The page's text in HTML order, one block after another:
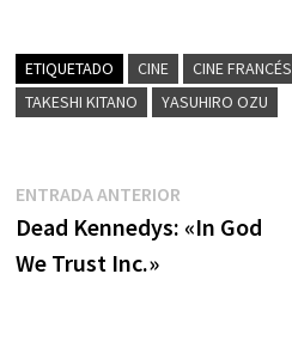
ETIQUETADO CINE CINE FRANCÉS
TAKESHI KITANO
YASUHIRO OZU
Navegación
de
ENTRADA ANTERIOREntrada
anterior:
Dead Kennedys: «In God
We Trust Inc.»